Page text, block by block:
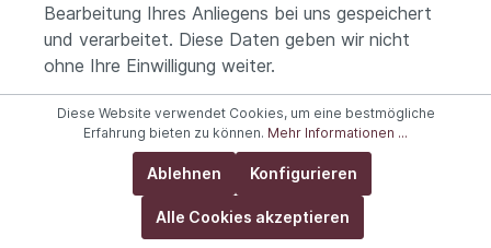
Bearbeitung Ihres Anliegens bei uns gespeichert
und verarbeitet. Diese Daten geben wir nicht
ohne Ihre Einwilligung weiter.
Die Verarbeitung dieser Daten erfolgt auf
Grundlage von Art. 6 Abs. 1 lit. b DSGVO, sofern
Ihre Anfrage mit der Erfüllung eines Vertrags
zusammenhängt oder zur Durchführung
vorvertraglicher Maßnahmen erforderlich ist. In
allen übrigen Fällen beruht die Verarbeitung auf
Diese Website verwendet Cookies, um eine bestmögliche
Erfahrung bieten zu können. Mehr Informationen ...
Ablehnen Konfigurieren
Alle Cookies akzeptieren